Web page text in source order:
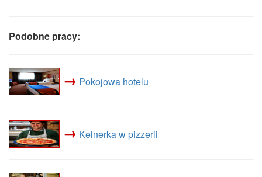
Podobne pracy:
→ Pokojowa hotelu
→ Kelnerka w pizzerii